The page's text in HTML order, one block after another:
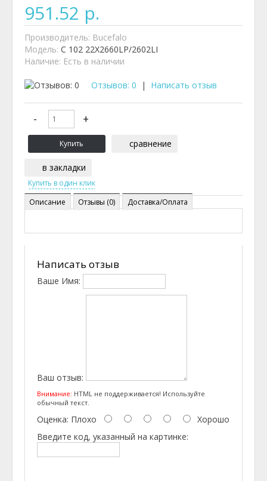
951.52 р.
Производитель: Bucefalo
Модель: C 102 22X2660LP/2602LI
Наличие: Есть в наличии
Отзывов: 0 | Написать отзыв
сравнение
в закладки
Описание Отзывы (0) Доставка/Оплата
Написать отзыв
Ваше Имя:
Ваш отзыв:
Внимание: HTML не поддерживается! Используйте
обычный текст.
Оценка: Плохо
Хорошо
Введите код, указанный на картинке: